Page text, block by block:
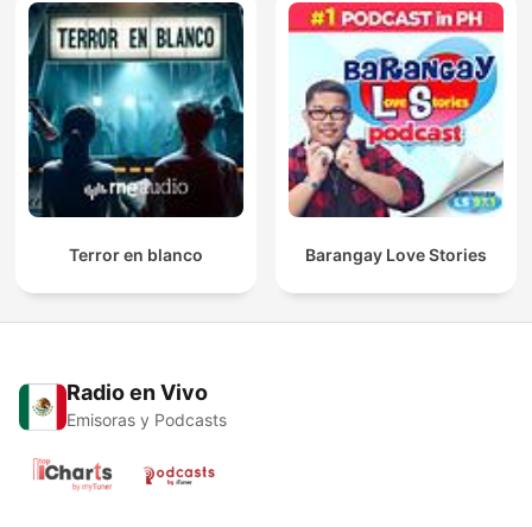
Terror en blanco Barangay Love Stories
Radio en Vivo
Emisoras y Podcasts